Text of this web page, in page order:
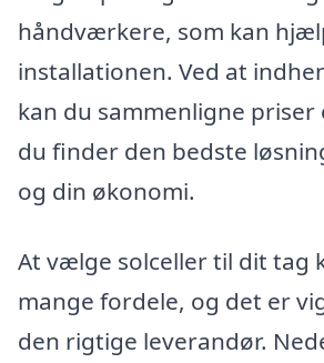
håndværkere, som kan
installationen. Ved at
kan du sammenligne priser
du finder den bedste
og din økonomi.
At vælge solceller til dit tag
mange fordele, og det er
den rigtige leverandør.